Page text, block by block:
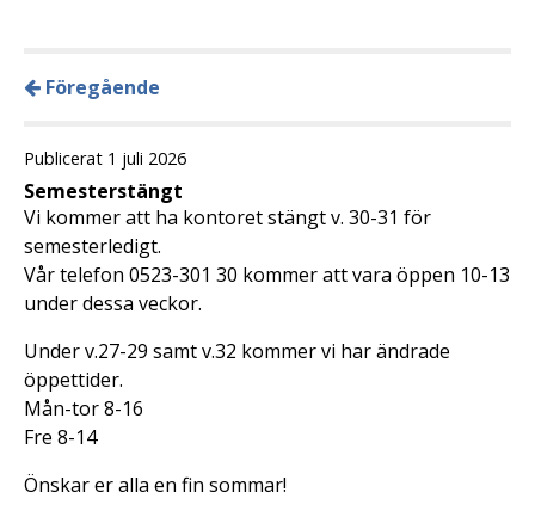
Föregående
Publicerat 1 juli 2026
Semesterstängt
Vi kommer att ha kontoret stängt v. 30-31 för
semesterledigt.
Vår telefon 0523-301 30 kommer att vara öppen 10-13
under dessa veckor.
Under v.27-29 samt v.32 kommer vi har ändrade
öppettider.
Mån-tor 8-16
Fre 8-14
Önskar er alla en fin sommar!